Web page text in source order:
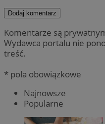
Dodaj komentarz
Komentarze są
Wydawca portalu nie
treść.
* pola obowiązkowe
Najnowsze
Popularne